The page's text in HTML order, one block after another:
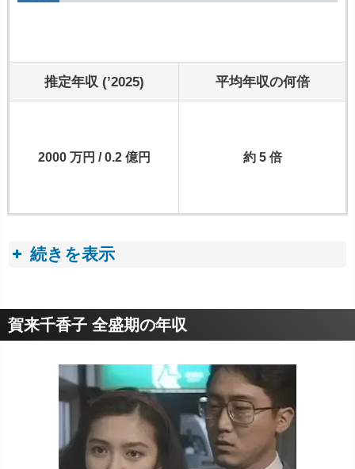
推定年収 (’2025) 平均年収の何倍
2000 万円 / 0.2 億円 約 5 倍
続きを表示
収入トピック
賀来千香子 全盛期の年収